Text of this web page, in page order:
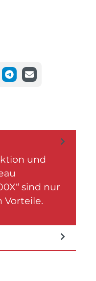
und
sind nur
Vorteile.